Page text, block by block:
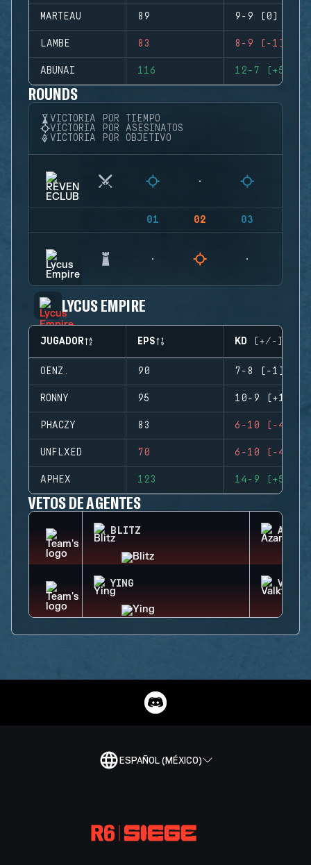
MARTEAU 89 9-9 (0)
LAMBE 83 8-9 (-1)
ABUNAI 116 12-7 (+5)
ROUNDS
VICTORIA POR TIEMPO
VICTORIA POR ASESINATOS
VICTORIA POR OBJETIVO
01 02 03
LYCUS EMPIRE
JUGADOR EPS KD (+/-)
OENZ. 90 7-8 (-1)
RONNY 95 10-9 (+1)
PHACZY 83 6-10 (-4)
UNFLXED 70 6-10 (-4)
APHEX 123 14-9 (+5)
VETOS DE AGENTES
BLITZ AZAMI
YING
ESPAÑOL (MÉXICO)